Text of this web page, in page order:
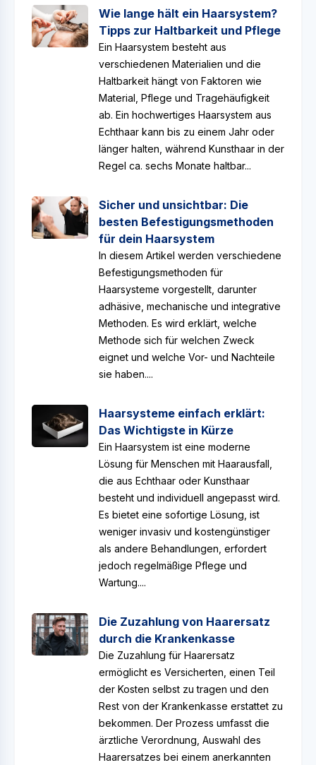
Wie lange hält ein Haarsystem?
Tipps zur Haltbarkeit und Pflege
Ein Haarsystem besteht aus
verschiedenen Materialien und die
Haltbarkeit hängt von Faktoren wie
Material, Pflege und Tragehäufigkeit
ab. Ein hochwertiges Haarsystem aus
Echthaar kann bis zu einem Jahr oder
länger halten, während Kunsthaar in der
Regel ca. sechs Monate haltbar...
Sicher und unsichtbar: Die
besten Befestigungsmethoden
für dein Haarsystem
In diesem Artikel werden verschiedene
Befestigungsmethoden für
Haarsysteme vorgestellt, darunter
adhäsive, mechanische und integrative
Methoden. Es wird erklärt, welche
Methode sich für welchen Zweck
eignet und welche Vor- und Nachteile
sie haben....
Haarsysteme einfach erklärt:
Das Wichtigste in Kürze
Ein Haarsystem ist eine moderne
Lösung für Menschen mit Haarausfall,
die aus Echthaar oder Kunsthaar
besteht und individuell angepasst wird.
Es bietet eine sofortige Lösung, ist
weniger invasiv und kostengünstiger
als andere Behandlungen, erfordert
jedoch regelmäßige Pflege und
Wartung....
Die Zuzahlung von Haarersatz
durch die Krankenkasse
Die Zuzahlung für Haarersatz
ermöglicht es Versicherten, einen Teil
der Kosten selbst zu tragen und den
Rest von der Krankenkasse erstattet zu
bekommen. Der Prozess umfasst die
ärztliche Verordnung, Auswahl des
Haarersatzes bei einem anerkannten